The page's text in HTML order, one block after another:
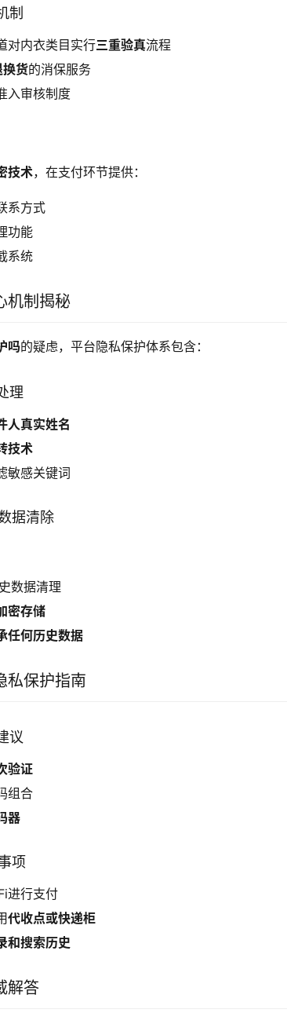
制
对内衣类目实行三重验真流程
货的消保服务
入审核制度
技术，在支付环节提供：
系方式
功能
系统
机制揭秘
吗的疑虑，平台隐私保护体系包含：
理
人真实姓名
技术
敏感关键词
据清除
数据清理
密存储
任何历史数据
私保护指南
议
验证
组合
器
项
进行支付
代收点或快递柜
和搜索历史
解答